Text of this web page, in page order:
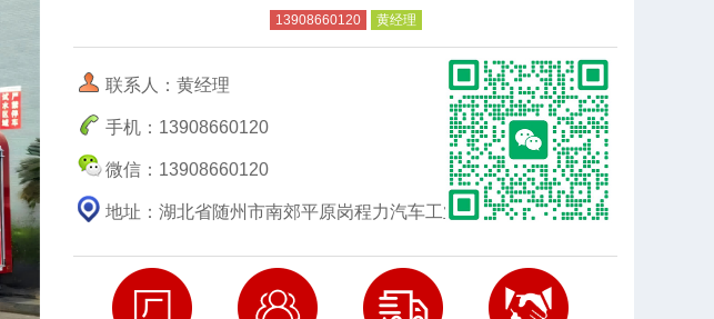
13908660120 黄经理
联系人：黄经理
手机：13908660120
微信：13908660120
地址：湖北省随州市南郊平原岗程力汽车工业园